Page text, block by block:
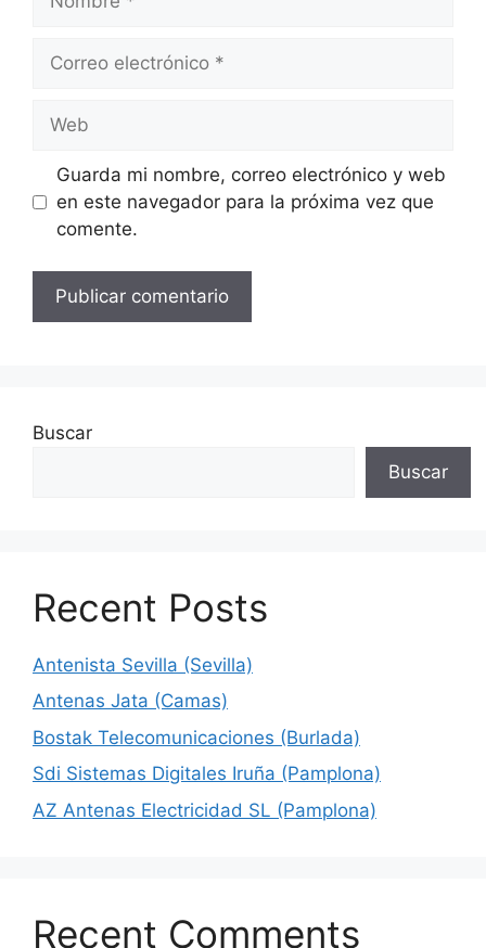
Correo
Web
Guarda mi nombre, correo electrónico y web
en este navegador para la próxima vez que
comente.
Buscar
Buscar
Recent Posts
Antenista Sevilla (Sevilla)
Antenas Jata (Camas)
Bostak Telecomunicaciones (Burlada)
Sdi Sistemas Digitales Iruña (Pamplona)
AZ Antenas Electricidad SL (Pamplona)
Recent Comments